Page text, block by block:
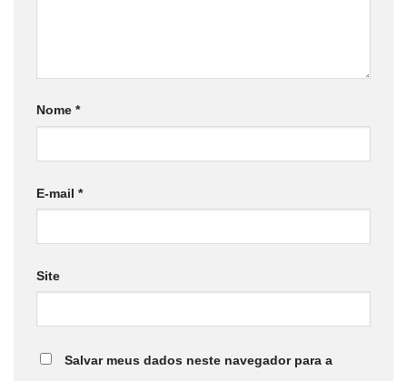
Nome *
E-mail *
Site
Salvar meus dados neste navegador para a